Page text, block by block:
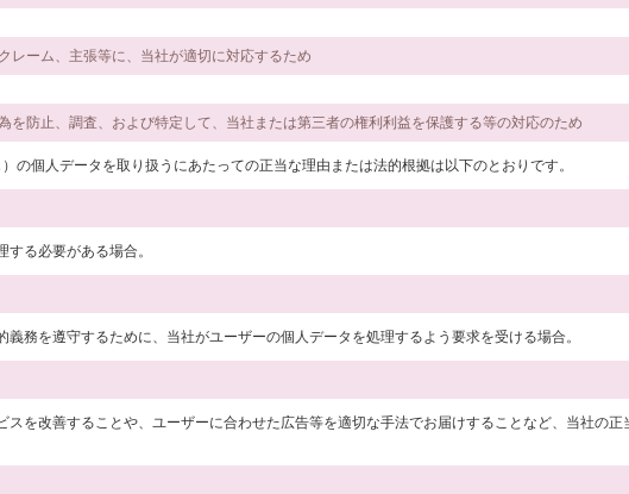
レーム、主張等に、当社が適切に対応するため
防止、調査、および特定して、当社または第三者の権利利益を保護する等の対応のため
個人データを取り扱うにあたっての正当な理由または法的根拠は以下のとおりです。
る必要がある場合。
務を遵守するために、当社がユーザーの個人データを処理するよう要求を受ける場合。
を改善することや、ユーザーに合わせた広告等を適切な手法でお届けすることなど、当社の